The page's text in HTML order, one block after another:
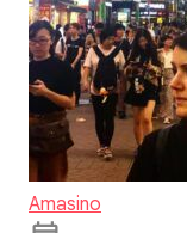
Amasino